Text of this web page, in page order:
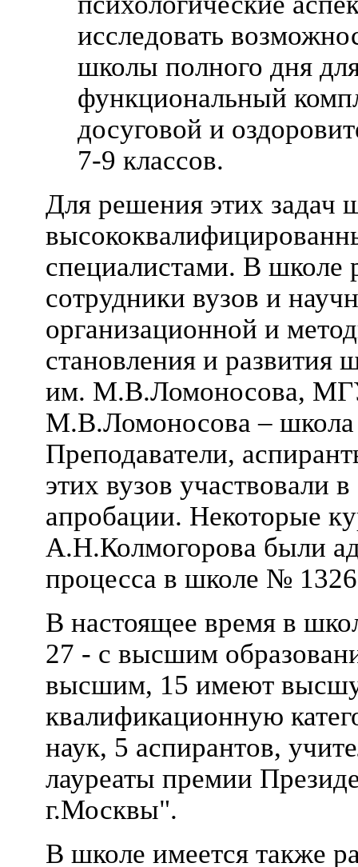
исследовать
школы полного дня
функциональный
досуговой и
7-9 классов.
Для решения этих задач
специалистами. В школе
сотрудники вузов и
организационной и
становления и
им. М.В.Ломоносова,
М.В.Ломоносова –
Преподаватели,
этих вузов участвовали
апробации. Некоторые
А.Н.Колмогорова были
процесса в школе №
В настоящее время в
27 - с высшим
высшим, 15 имеют
квалификационную
наук, 5 аспирантов,
лауреаты премии
г.Москвы".
В школе имеется также